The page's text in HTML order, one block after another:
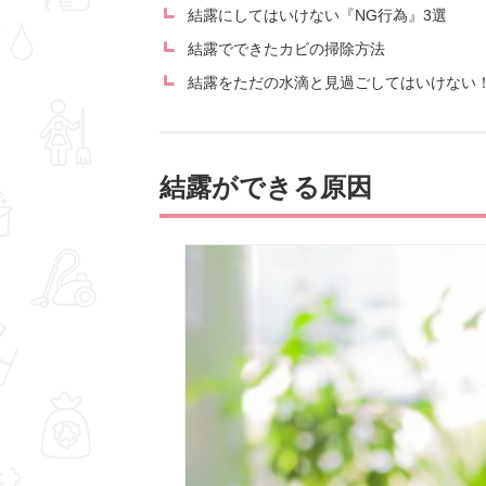
結露にしてはいけない『NG行為』3選
結露でできたカビの掃除方法
結露をただの水滴と見過ごしてはいけない
結露ができる原因